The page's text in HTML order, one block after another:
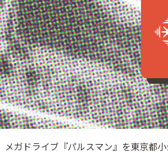
その他関連品
メガドライブ『パルスマン』を東京都